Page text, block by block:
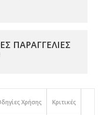
ΠΑΡΑΓΓΕΛΊΕΣ
Χρήσης Κριτικές